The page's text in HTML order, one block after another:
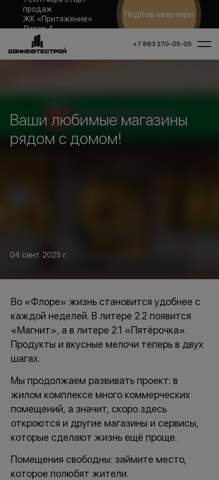
продаж
ЖК «Притяжение»
Литер 4
Подбор квартиры
+7 863 270-05-05
Ваши любимые магазины
рядом с домом!
04 сент. 2025 г.
Во «Флоре» жизнь становится удобнее с
каждой неделей. В литере 2.2 появится
«Магнит», а в литере 2.1 «Пятёрочка».
Продукты и вкусные мелочи теперь в двух
шагах.
Мы продолжаем развивать проект: в
жилом комплексе много коммерческих
помещений, а значит, скоро здесь
откроются и другие магазины и сервисы,
которые сделают жизнь ещё проще.
Помещения свободны: займите место,
которое полюбят жители.